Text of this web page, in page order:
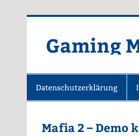
Gaming
Datenschutzerklärung
Mafia 2 – Demo